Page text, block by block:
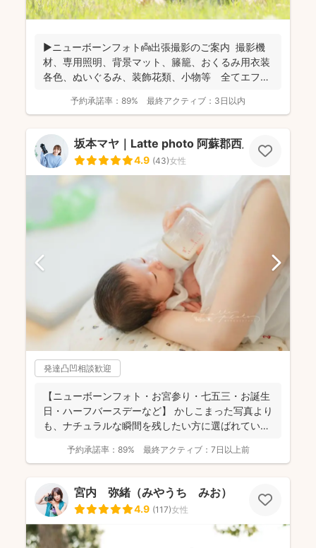
▶︎ニューボーンフォト👼出張撮影のご案内 撮影機
材、専用照明、背景マット、籐籠、おくるみ用衣装
各色、ぬいぐるみ、装飾花類、小物等 全てエフ・
予約承諾率： 89% 最終アクティブ： 3日以内
坂本マヤ｜Latte photo 阿蘇郡西原村
4.9 (43)女性
発達凸凹相談歓迎
【ニューボーンフォト・お宮参り・七五三・お誕生
日・ハーフバースデーなど】 かしこまった写真より
も、ナチュラルな瞬間を残したい方に選ばれていま
予約承諾率： 89% 最終アクティブ： 7日以上前
宮内 弥緒（みやうち みお）
4.9 (117)女性